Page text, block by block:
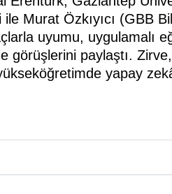
Murat Özkıyıcı (GBB
uyumu, uygulamalı
görüşlerini paylaştı.
yapay